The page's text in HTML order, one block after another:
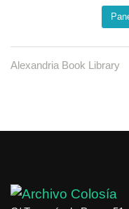
Alexandria Book Library